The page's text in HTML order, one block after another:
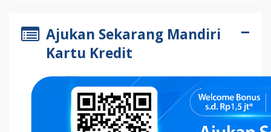
Ajukan Sekarang Mandiri
Kartu Kredit